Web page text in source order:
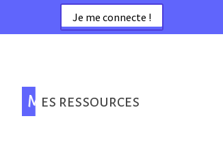
Je me connecte !
Mes ressources